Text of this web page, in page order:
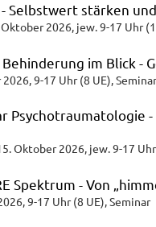
- Selbstwert stärken
2026, jew. 9-17 Uhr
im Blick -
9-17 Uhr (8 UE), Seminar
Psychotraumatologie
Oktober 2026, jew. 9-17
Spektrum - Von
9-17 Uhr (8 UE), Seminar